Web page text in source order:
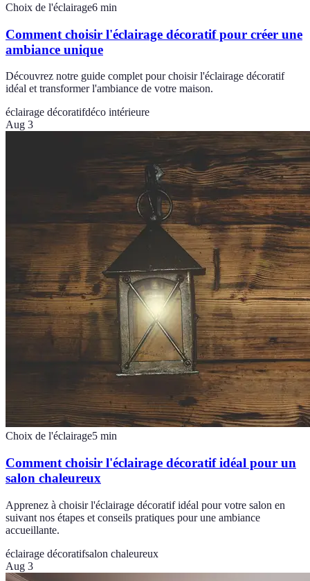
Choix de l'éclairage6 min
Comment choisir l'éclairage décoratif pour créer une
ambiance unique
Découvrez notre guide complet pour choisir l'éclairage décoratif
idéal et transformer l'ambiance de votre maison.
éclairage décoratifdéco intérieure
Aug 3
Choix de l'éclairage5 min
Comment choisir l'éclairage décoratif idéal pour un
salon chaleureux
Apprenez à choisir l'éclairage décoratif idéal pour votre salon en
suivant nos étapes et conseils pratiques pour une ambiance
accueillante.
éclairage décoratifsalon chaleureux
Aug 3